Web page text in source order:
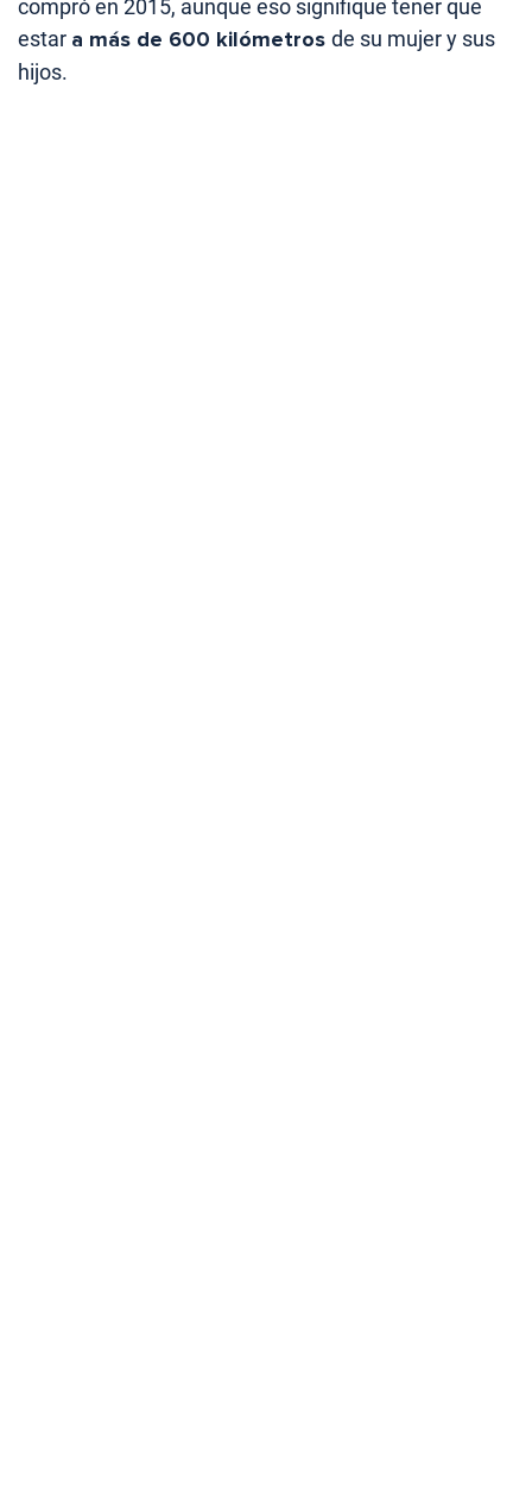
compró en 2015, aunque eso signifique tener que
estar a más de 600 kilómetros de su mujer y sus
hijos.